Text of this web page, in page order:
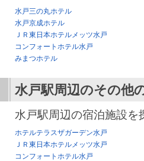
水戸三の丸ホテル
水戸京成ホテル
ＪＲ東日本ホテルメッツ水戸
コンフォートホテル水戸
みまつホテル
水戸駅周辺のその他
水戸駅周辺の宿泊施設を
ホテルテラスザガーデン水戸
ＪＲ東日本ホテルメッツ水戸
コンフォートホテル水戸